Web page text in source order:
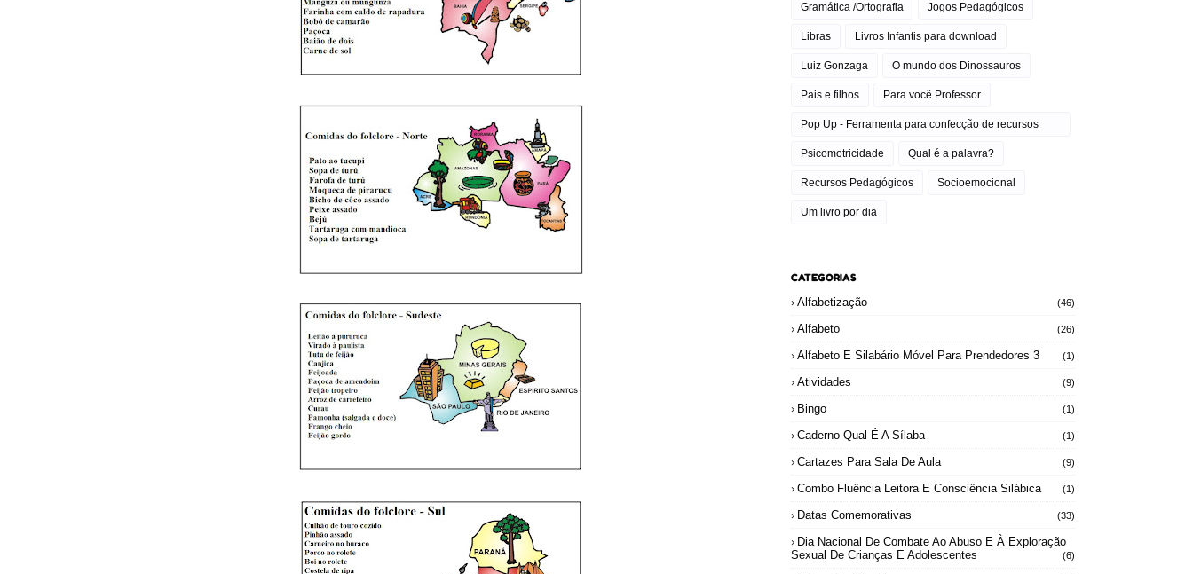
Gramática /Ortografia Jogos Pedagógicos
Libras Livros Infantis para download
Luiz Gonzaga O mundo dos Dinossauros
Pais e filhos Para você Professor
Pop Up - Ferramenta para confecção de recursos
pedagógicos
Psicomotricidade Qual é a palavra?
Recursos Pedagógicos Socioemocional
Um livro por dia
CATEGORIAS
Alfabetização
(46)
Alfabeto (26)
Alfabeto E Silabário Móvel Para Prendedores 3 (1)
Atividades (9)
Bingo (1)
Caderno Qual É A Sílaba (1)
Cartazes Para Sala De Aula (9)
Combo Fluência Leitora E Consciência Silábica (1)
Datas Comemorativas (33)
Dia Nacional De Combate Ao Abuso E À Exploração
Sexual De Crianças E Adolescentes
(6)